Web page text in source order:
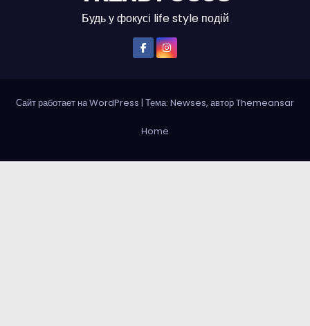
Будь у фокусі life style подій
Сайт работает на WordPress | Тема: Newses, авторThemeansar
Home